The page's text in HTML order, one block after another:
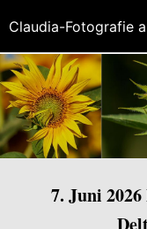
7. Juni
Claudia-Fotografie